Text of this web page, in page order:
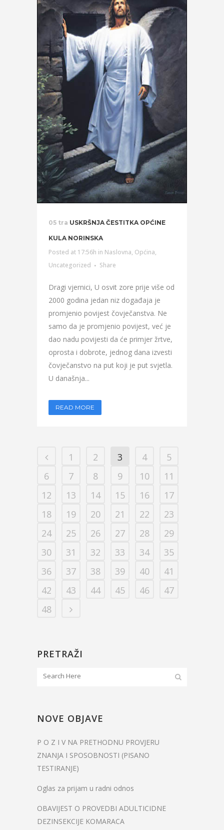
05 tra USKRŠNJA ČESTITKA OPĆINE
KULA NORINSKA
Posted at 17:56h in Naslovna, Općina,
Uncategorized
Share
Dragi vjernici, U osvit zore prije više od
2000 godina jedan niz događaja je
promjenio povijest čovječanstva. Ne
samo da je promjenio povijest, već je
dao nadu povijesti da će primjer žrtve,
oprosta i dobrote, jednog dana izvesti
čovječanstvo na put koji je put svjetla.
U današnja...
READ MORE
1 2 3 4
5
6
7 8 9 10
11
12
13 14 15 16
17
18
19 20 21 22
23
24
25 26 27 28
29
30
31 32 33 34
35
36
37 38 39 40
41
42
43 44 45 46
47
48
PRETRAŽI
NOVE OBJAVE
P O Z I V NA PRETHODNU PROVJERU
ZNANJA I SPOSOBNOSTI (PISANO
TESTIRANJE)
Oglas za prijam u radni odnos
OBAVIJEST O PROVEDBI ADULTICIDNE
DEZINSEKCIJE KOMARACA